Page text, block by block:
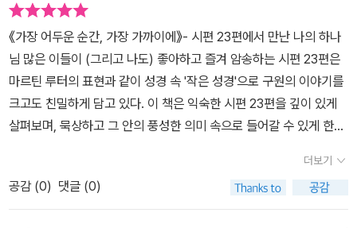
《가장 어두운 순간, 가장 가까이에》- 시편 23편에서 만난 나의 하나
님 많은 이들이 (그리고 나도) 좋아하고 즐겨 암송하는 시편 23편은
마르틴 루터의 표현과 같이 성경 속 '작은 성경'으로 구원의 이야기를
크고도 친밀하게 담고 있다. 이 책은 익숙한 시편 23편을 깊이 있게
살펴보며, 묵상하고 그 안의 풍성한 의미 속으로 들어갈 수 있게 한다.
서도 함께 걸으시는 분,원수 앞에서 잔치를 베푸시고 평생 함께 하시
는 분이시다. 📖 p.64주님이 나의 목자이시기 때문에, 나는 아무것
도 부족하지 않다. 그분이 내 곁에 계시기에, 나는 이미 모든 것을 가
더보기
공감 (0) 댓글 (0)